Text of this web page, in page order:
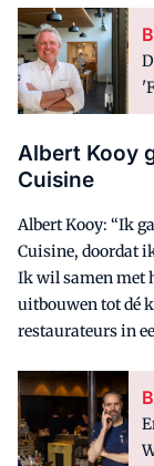
Albert Kooy
Cuisine
Albert Kooy: “Ik
Cuisine, doordat
Ik wil samen met
uitbouwen tot dé
restaurateurs in